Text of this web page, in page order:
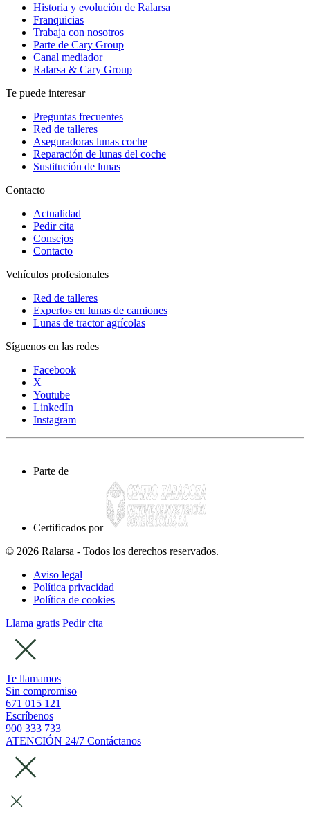
Historia y evolución de Ralarsa
Franquicias
Trabaja con nosotros
Parte de Cary Group
Canal mediador
Ralarsa & Cary Group
Te puede interesar
Preguntas frecuentes
Red de talleres
Aseguradoras lunas coche
Reparación de lunas del coche
Sustitución de lunas
Contacto
Actualidad
Pedir cita
Consejos
Contacto
Vehículos profesionales
Red de talleres
Expertos en lunas de camiones
Lunas de tractor agrícolas
Síguenos en las redes
Facebook
X
Youtube
LinkedIn
Instagram
Parte de
Certificados por
© 2026 Ralarsa - Todos los derechos reservados.
Aviso legal
Política privacidad
Política de cookies
Llama gratis Pedir cita
Te llamamos
Sin compromiso
671 015 121
Escríbenos
900 333 733
ATENCIÓN 24/7 Contáctanos